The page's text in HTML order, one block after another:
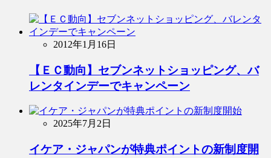
2012年1月16日
【ＥＣ動向】セブンネットショッピング、バ
レンタインデーでキャンペーン
2025年7月2日
イケア・ジャパンが特典ポイントの新制度開